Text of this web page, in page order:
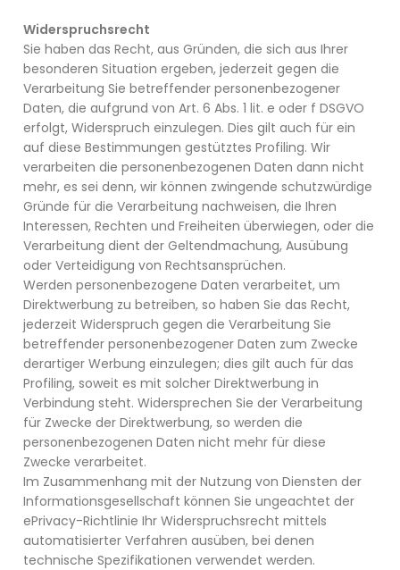
Widerspruchsrecht
Sie haben das Recht, aus Gründen, die sich aus Ihrer
besonderen Situation ergeben, jederzeit gegen die
Verarbeitung Sie betreffender personenbezogener
Daten, die aufgrund von Art. 6 Abs. 1 lit. e oder f DSGVO
erfolgt, Widerspruch einzulegen. Dies gilt auch für ein
auf diese Bestimmungen gestütztes Profiling. Wir
verarbeiten die personenbezogenen Daten dann nicht
mehr, es sei denn, wir können zwingende schutzwürdige
Gründe für die Verarbeitung nachweisen, die Ihren
Interessen, Rechten und Freiheiten überwiegen, oder die
Verarbeitung dient der Geltendmachung, Ausübung
oder Verteidigung von Rechtsansprüchen.
Werden personenbezogene Daten verarbeitet, um
Direktwerbung zu betreiben, so haben Sie das Recht,
jederzeit Widerspruch gegen die Verarbeitung Sie
betreffender personenbezogener Daten zum Zwecke
derartiger Werbung einzulegen; dies gilt auch für das
Profiling, soweit es mit solcher Direktwerbung in
Verbindung steht. Widersprechen Sie der Verarbeitung
für Zwecke der Direktwerbung, so werden die
personenbezogenen Daten nicht mehr für diese
Zwecke verarbeitet.
Im Zusammenhang mit der Nutzung von Diensten der
Informationsgesellschaft können Sie ungeachtet der
ePrivacy-Richtlinie Ihr Widerspruchsrecht mittels
automatisierter Verfahren ausüben, bei denen
technische Spezifikationen verwendet werden.